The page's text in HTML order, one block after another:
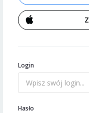
Login
Hasło